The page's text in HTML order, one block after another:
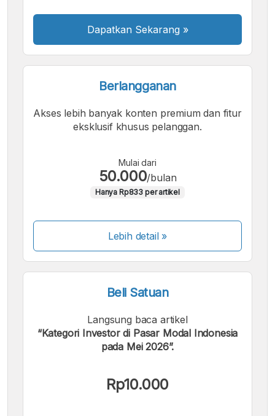
Dapatkan Sekarang »
Berlangganan
Akses lebih banyak konten premium dan fitur
eksklusif khusus pelanggan.
Mulai dari
50.000/bulan
Hanya Rp833 per artikel
Lebih detail »
Beli Satuan
Langsung baca artikel
“Kategori Investor di Pasar Modal Indonesia
pada Mei 2026”.
Rp10.000